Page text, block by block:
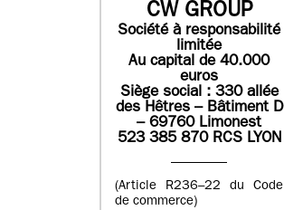
CW GROUP
Société à responsabilité
limitée
Au capital de 40.000
euros
Siège social : 330 allée
des Hêtres – Bâtiment D
– 69760 Limonest
523 385 870 RCS LYON
(Article R236–22 du Code
de commerce)